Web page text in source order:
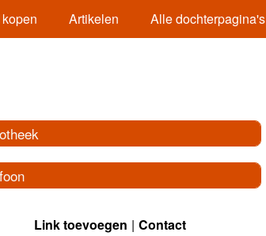
Artikelen Alle dochterpagina's
Link toevoegen Contact